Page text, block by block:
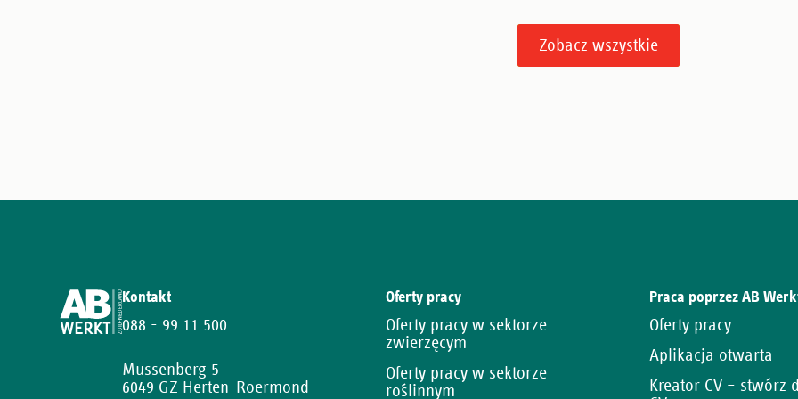
Zobacz wszystkie
Kontakt
088 - 99 11 500
Mussenberg 5
6049 GZ Herten-Roermond
Oferty pracy
Oferty pracy w sektorze
zwierzęcym
Oferty pracy w sektorze
roślinnym
Praca poprzez AB
Oferty pracy
Aplikacja otwarta
Kreator CV – stwórz